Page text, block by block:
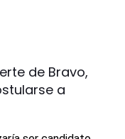
de Bravo,
a